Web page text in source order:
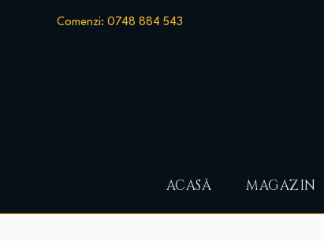
Comenzi: 0748 884 543
ACASĂ MAGAZIN